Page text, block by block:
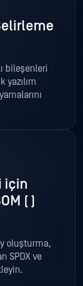
bileşenleri
yazılım
için
()
oluşturma,
SPDX ve